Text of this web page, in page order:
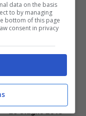
25 Giugno 2018
data on the basis
to by managing
bottom of this page
consent in privacy